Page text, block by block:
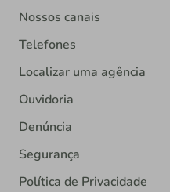
Nossos canais
Telefones
Localizar uma agência
Ouvidoria
Denúncia
Segurança
Política de Privacidade